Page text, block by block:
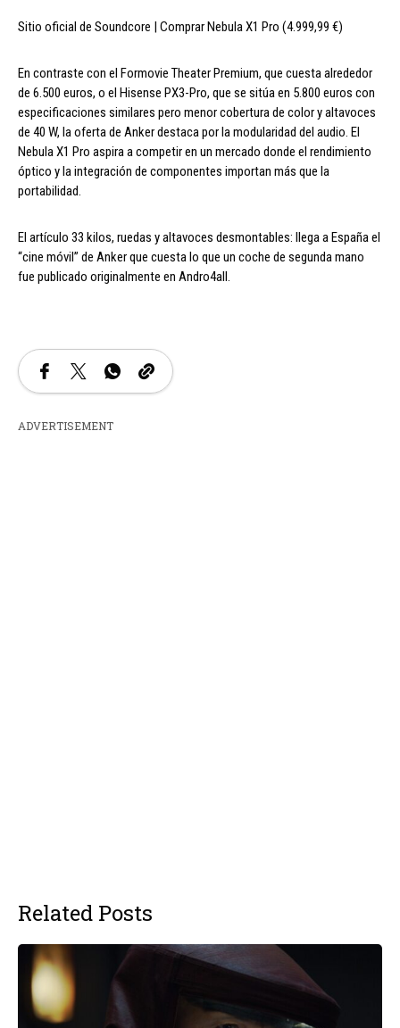
Sitio oficial de Soundcore | Comprar Nebula X1 Pro (4.999,99 €)
En contraste con el Formovie Theater Premium, que cuesta alrededor
de 6.500 euros, o el Hisense PX3-Pro, que se sitúa en 5.800 euros con
especificaciones similares pero menor cobertura de color y altavoces
de 40 W, la oferta de Anker destaca por la modularidad del audio. El
Nebula X1 Pro aspira a competir en un mercado donde el rendimiento
óptico y la integración de componentes importan más que la
portabilidad.
El artículo 33 kilos, ruedas y altavoces desmontables: llega a España el
“cine móvil” de Anker que cuesta lo que un coche de segunda mano
fue publicado originalmente en Andro4all.
ADVERTISEMENT
Related Posts